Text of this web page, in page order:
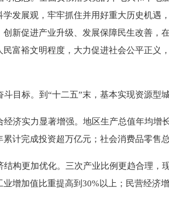
学发展观，牢牢抓住并用好重大历史机遇
创新促进产业升级、发展保障民生改善，
民富裕文明程度，大力促进社会公平正义
目标。到“十二五”末，基本实现资源型
实力显著增强。地区生产总值年均增长
累计完成投资超万亿元；社会消费品零售
更加优化。三次产业比例更趋合理，现
业增加值比重提高到30%以上；民营经济